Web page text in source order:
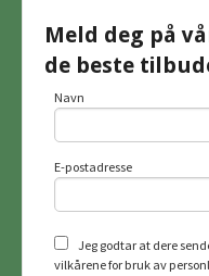
©
Vår
Meld deg på
de beste
Navn
E-postadresse
Jeg godtar at dere
vilkårene for bruk av